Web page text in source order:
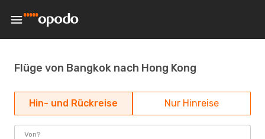
Flüge von Bangkok nach Hong Kong
Hin- und Rückreise Nur Hinreise
Von?